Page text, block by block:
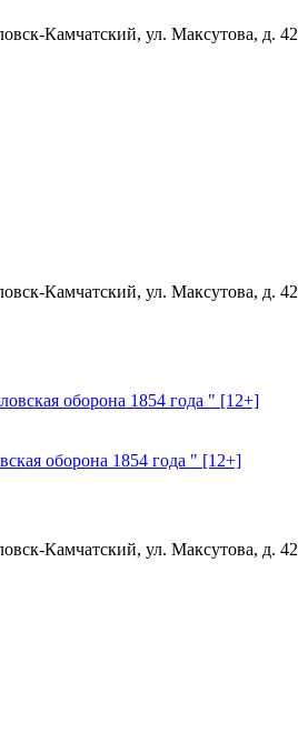
Камчатский, ул. Максутова, д. 42
Камчатский, ул. Максутова, д. 42
оборона 1854 года " [12+]
Камчатский, ул. Максутова, д. 42